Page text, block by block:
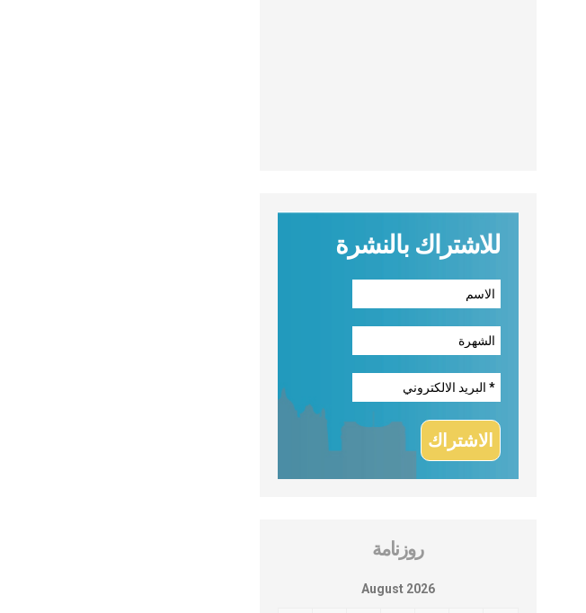
للاشتراك بالنشرة
روزنامة
August 2026